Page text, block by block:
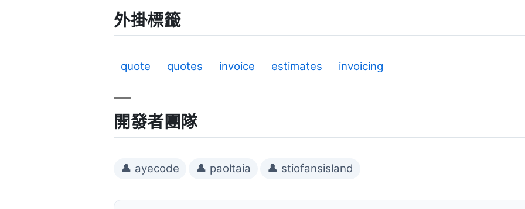
外掛標籤
quote quotes invoice estimates invoicing
開發者團隊
👤 ayecode 👤 paoltaia 👤 stiofansisland